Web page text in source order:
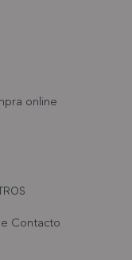
online
Contacto